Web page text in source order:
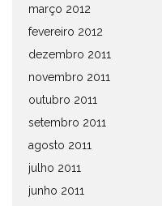
março 2012
fevereiro 2012
dezembro 2011
novembro 2011
outubro 2011
setembro 2011
agosto 2011
julho 2011
junho 2011